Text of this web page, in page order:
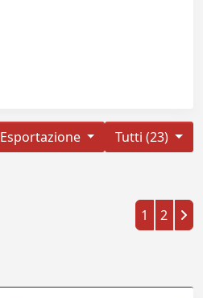
Tutti (23)
Esportazione
1 2